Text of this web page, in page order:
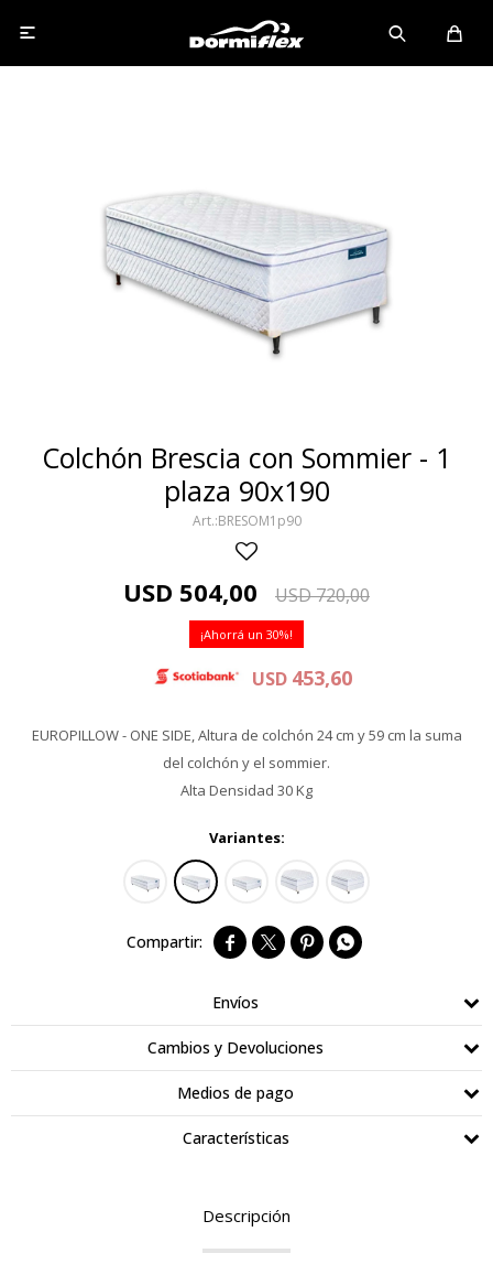

Colchón Brescia con Sommier - 1
plaza 90x190
BRESOM1p90
USD 504,00 USD720,00
30
USD 453,60
EUROPILLOW - ONE SIDE, Altura de colchón 24 cm y 59 cm la suma
del colchón y el sommier.
Alta Densidad 30 Kg
Variantes:
   
Envíos
Cambios y Devoluciones
Medios de pago
Características
Descripción